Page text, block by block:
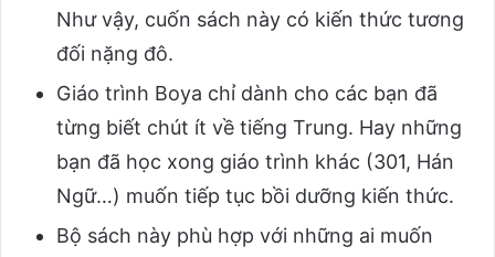
Như vậy, cuốn sách này có kiến thức tương
đối nặng đô.
Giáo trình Boya chỉ dành cho các bạn đã
từng biết chút ít về tiếng Trung. Hay những
bạn đã học xong giáo trình khác (301, Hán
Ngữ…) muốn tiếp tục bồi dưỡng kiến thức.
Bộ sách này phù hợp với những ai muốn